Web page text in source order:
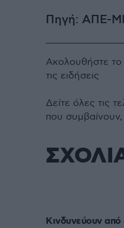
Πηγή: ΑΠΕ-
Ακολουθήστε το
τις ειδήσεις
Δείτε όλες τις
που συμβαίνουν,
Κινδυνεύουν